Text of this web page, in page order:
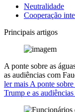
Neutralidade
Cooperação
Principais artigos
A ponte sobre as
as audiências com
ler mais A ponte
Trump e as